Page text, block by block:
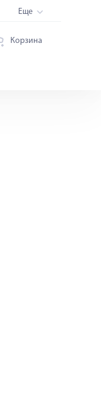
Еще
Корзина